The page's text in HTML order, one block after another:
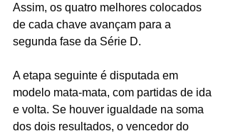
Assim, os quatro melhores colocados
de cada chave avançam para a
segunda fase da Série D.
A etapa seguinte é disputada em
modelo mata-mata, com partidas de ida
e volta. Se houver igualdade na soma
dos dois resultados, o vencedor do